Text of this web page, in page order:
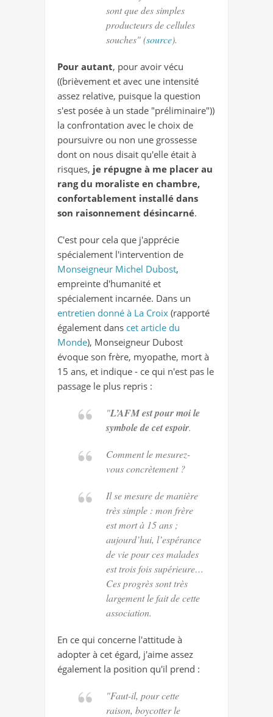
sont que des simples
producteurs de cellules
souches" (source).
Pour autant, pour avoir vécu
((brièvement et avec une intensité
assez relative, puisque la question
s'est posée à un stade "préliminaire"))
la confrontation avec le choix de
poursuivre ou non une grossesse
dont on nous disait qu'elle était à
risques, je répugne à me placer au
rang du moraliste en chambre,
confortablement installé dans
son raisonnement désincarné.
C'est pour cela que j'apprécie
spécialement l'intervention de
Monseigneur Michel Dubost,
empreinte d'humanité et
spécialement incarnée. Dans un
entretien donné à La Croix (rapporté
également dans cet article du
Monde), Monseigneur Dubost
évoque son frère, myopathe, mort à
15 ans, et indique - ce qui n'est pas le
passage le plus repris :
"L’AFM est pour moi le
symbole de cet espoir.
Comment le mesurez-
vous concrètement ?
Il se mesure de manière
très simple : mon frère
est mort à 15 ans ;
aujourd’hui, l’espérance
de vie pour ces malades
est trois fois supérieure…
Ces progrès sont très
largement le fait de cette
association.
En ce qui concerne l'attitude à
adopter à cet égard, j'aime assez
également la position qu'il prend :
"Faut-il, pour cette
raison, boycotter le